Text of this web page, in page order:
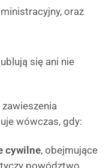
oraz
się ani nie
wówczas, gdy:
cywilne, obejmujące
powództwo